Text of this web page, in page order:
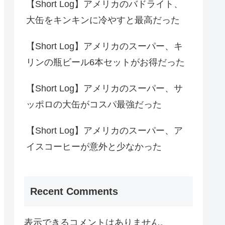
【Short Log】アメリカのバドライト、
大缶をキンキンに冷やすと最高だった
【Short Log】アメリカのスーパー、キ
リンの瓶ビール6本セットがお得だった
【Short Log】アメリカのスーパー、サ
ッポロの大缶がコスパ最強だった
【Short Log】アメリカのスーパー、ア
イスコーヒーが意外と少なかった
Recent Comments
表示できるコメントはありません。